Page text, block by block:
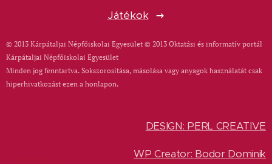
Játékok
© 2013 Kárpátaljai Népfőiskolai Egyesület © 2013 Oktatási és informatív portál
Kárpátaljai Népfőiskolai Egyesület
Minden jog fenntartva. Sokszorosítása, másolása vagy anyagok használatát csak
hiperhivatkozást ezen a honlapon.
DESIGN: PERL CREATIVE
WP Creator: Bodor Dominik